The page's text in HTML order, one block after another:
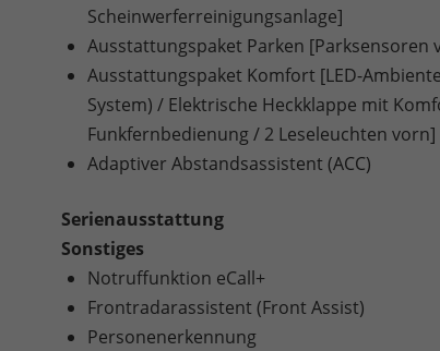
Scheinwerferreinigungsanlage]
Ausstattungspaket Parken
Ausstattungspaket Komfort [LED-
System) / Elektrische Heckklappe mit
Funkfernbedienung / 2 Leseleuchten vorn]
Adaptiver Abstandsassistent (ACC)
Serienausstattung
Sonstiges
Notruffunktion eCall+
Frontradarassistent (Front Assist)
Personenerkennung